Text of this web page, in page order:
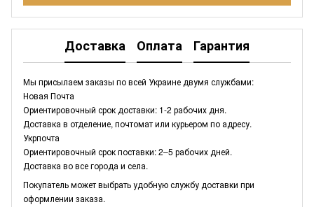
Доставка Оплата Гарантия
Мы присылаем заказы по всей Украине двумя службами:
Новая Почта
Ориентировочный срок доставки: 1-2 рабочих дня.
Доставка в отделение, почтомат или курьером по адресу.
Укрпочта
Ориентировочный срок поставки: 2–5 рабочих дней.
Доставка во все города и села.
Покупатель может выбрать удобную службу доставки при
оформлении заказа.